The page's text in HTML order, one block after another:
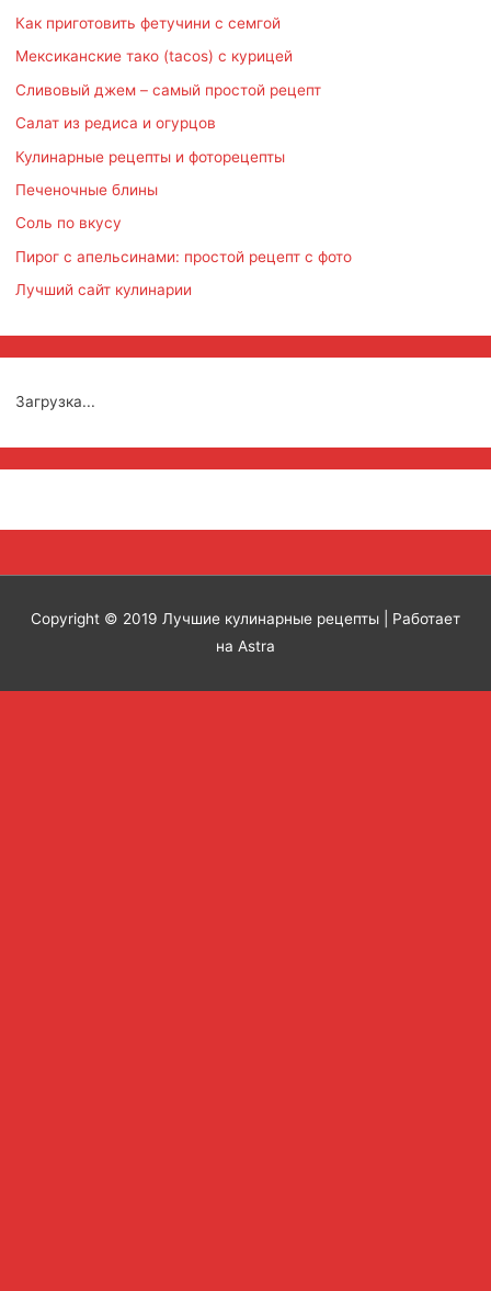
Как приготовить фетучини с семгой
Мексиканские тако (tacos) с курицей
Сливовый джем – самый простой рецепт
Салат из редиса и огурцов
Кулинарные рецепты и фоторецепты
Печеночные блины
Соль по вкусу
Пирог с апельсинами: простой рецепт с фото
Лучший сайт кулинарии
Загрузка...
Copyright © 2019 Лучшие кулинарные рецепты | Работает
на Astra